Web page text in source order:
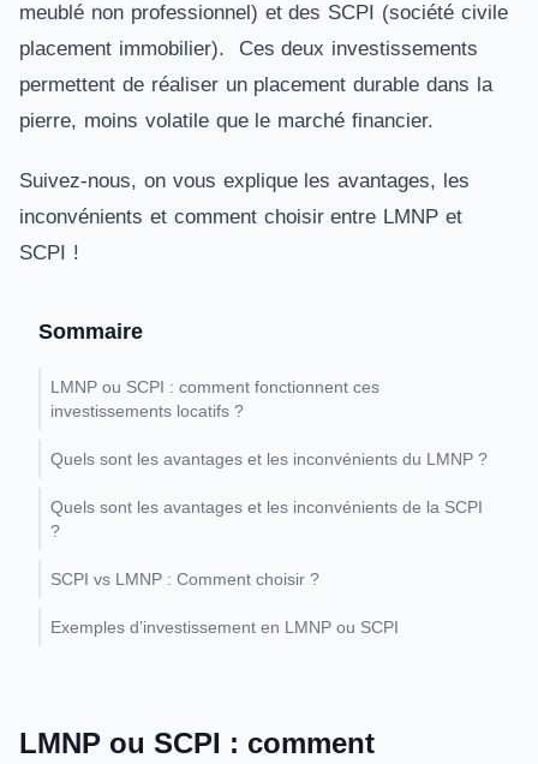
meublé non professionnel) et des SCPI (société civile
placement immobilier). Ces deux investissements
permettent de réaliser un placement durable dans la
pierre, moins volatile que le marché financier.
Suivez-nous, on vous explique les avantages, les
inconvénients et comment choisir entre LMNP et
SCPI !
Sommaire
LMNP ou SCPI : comment fonctionnent ces
investissements locatifs ?
Quels sont les avantages et les inconvénients du LMNP ?
Quels sont les avantages et les inconvénients de la SCPI
?
SCPI vs LMNP : Comment choisir ?
Exemples d’investissement en LMNP ou SCPI
LMNP ou SCPI : comment